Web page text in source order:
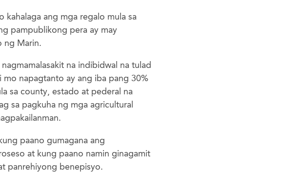
kahalaga ang mga regalo mula sa
pampublikong pera ay may
ng Marin.
na indibidwal na tulad
napagtanto ay ang iba pang 30%
sa county, estado at pederal na
sa pagkuha ng mga agricultural
paano gumagana ang
at kung paano namin ginagamit
panrehiyong benepisyo.